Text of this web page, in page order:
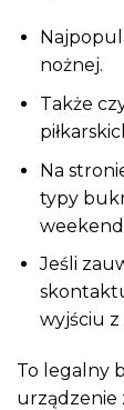
nożnej.
Także
Na
typy
Jeśli
wyjściu z
To legalny
urządzenie